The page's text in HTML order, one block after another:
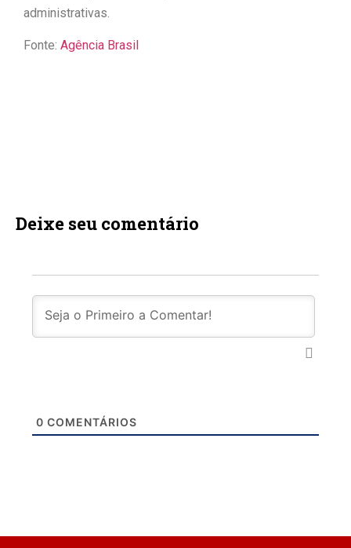
administrativas.
Fonte: Agência Brasil
Deixe seu comentário
0 COMENTÁRIOS